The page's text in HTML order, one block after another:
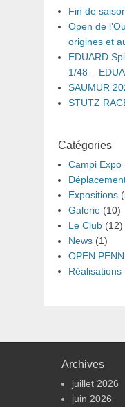
Fin de
Open de
origines et
EDUARD
1/48 –
SAUMUR
STUTZ
Catégories
Campi Expo
Expositions
Galerie (10)
Le Club (12)
News (1)
OPEN
Réalisations
Archives
juillet 2026
juin 2026